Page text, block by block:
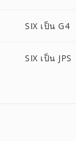
SIX เป็น G4
SIX เป็น JPS